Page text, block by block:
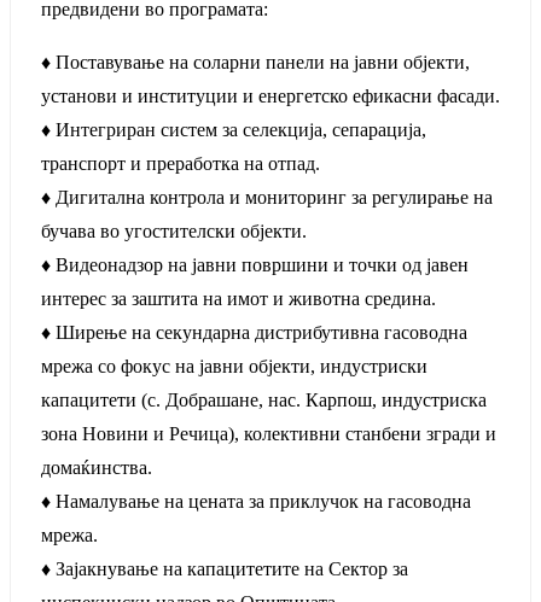
предвидени во програмата:
♦ Поставување на соларни панели на јавни објекти,
установи и институции и енергетско ефикасни фасади.
♦ Интегриран систем за селекција, сепарација,
транспорт и преработка на отпад.
♦ Дигитална контрола и мониторинг за регулирање на
бучава во угостителски објекти.
♦ Видеонадзор на јавни површини и точки од јавен
интерес за заштита на имот и животна средина.
♦ Ширење на секундарна дистрибутивна гасоводна
мрежа со фокус на јавни објекти, индустриски
капацитети (с. Добрашане, нас. Карпош, индустриска
зона Новини и Речица), колективни станбени згради и
домаќинства.
♦ Намалување на цената за приклучок на гасоводна
мрежа.
♦ Зајакнување на капацитетите на Сектор за